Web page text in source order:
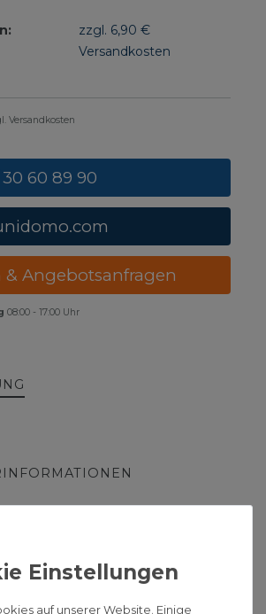
zzgl. 6,90 €
Versandkosten
Versandkosten
60 89 90
& Angebotsanfragen
08:00 - 17:00 Uhr
auf unserer Website. Einige